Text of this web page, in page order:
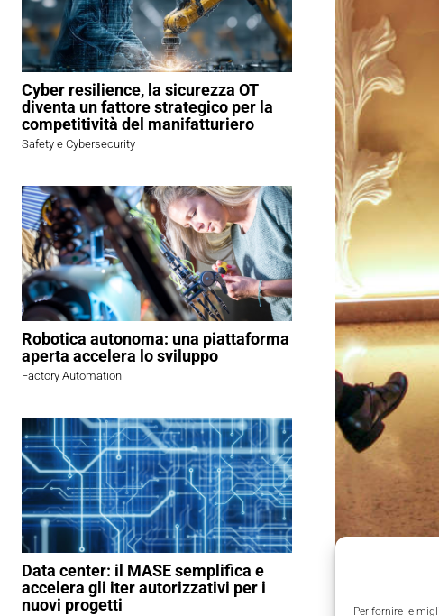
Per fornire le
Cyber resilience, la sicurezza OT
diventa un fattore strategico per la
competitività del manifatturiero
Safety e Cybersecurity
Robotica autonoma: una piattaforma
aperta accelera lo sviluppo
Factory Automation
Data center: il MASE semplifica e
accelera gli iter autorizzativi per i
nuovi progetti